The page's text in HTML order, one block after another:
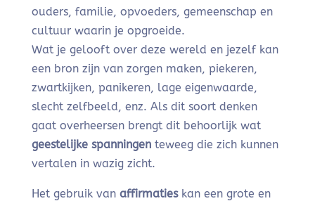
ouders, familie, opvoeders, gemeenschap en
cultuur waarin je opgroeide.
Wat je gelooft over deze wereld en jezelf kan
een bron zijn van zorgen maken, piekeren,
zwartkijken, panikeren, lage eigenwaarde,
slecht zelfbeeld, enz. Als dit soort denken
gaat overheersen brengt dit behoorlijk wat
geestelijke spanningenteweeg die zich kunnen
vertalen in wazig zicht.
Het gebruik van affirmatieskan een grote en